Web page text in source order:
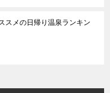
スメの日帰り温泉ランキン